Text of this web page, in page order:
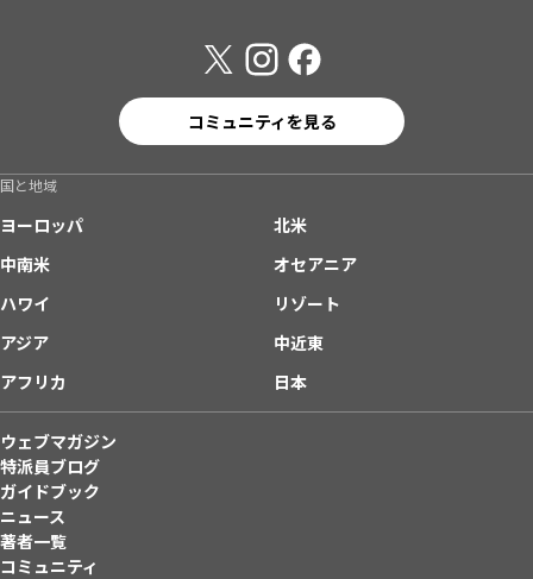
コミュニティを見る
国と地域
ヨーロッパ
北米
中南米
オセアニア
ハワイ
リゾート
アジア
中近東
アフリカ
日本
ウェブマガジン
特派員ブログ
ガイドブック
ニュース
著者一覧
コミュニティ